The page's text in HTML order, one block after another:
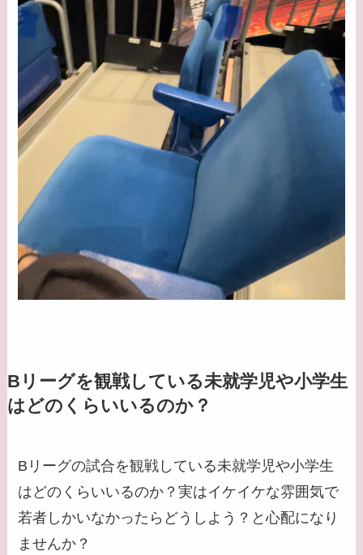
Bリーグを観戦している未就学児や小学生
はどのくらいいるのか？
Bリーグの試合を観戦している未就学児や小学生
はどのくらいいるのか？実はイケイケな雰囲気で
若者しかいなかったらどうしよう？と心配になり
ませんか？